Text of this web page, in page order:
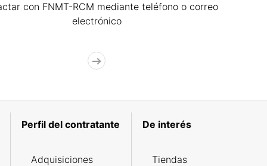
con FNMT-RCM mediante teléfono o correo
electrónico
Perfil del contratante
Adquisiciones
De interés
Tiendas